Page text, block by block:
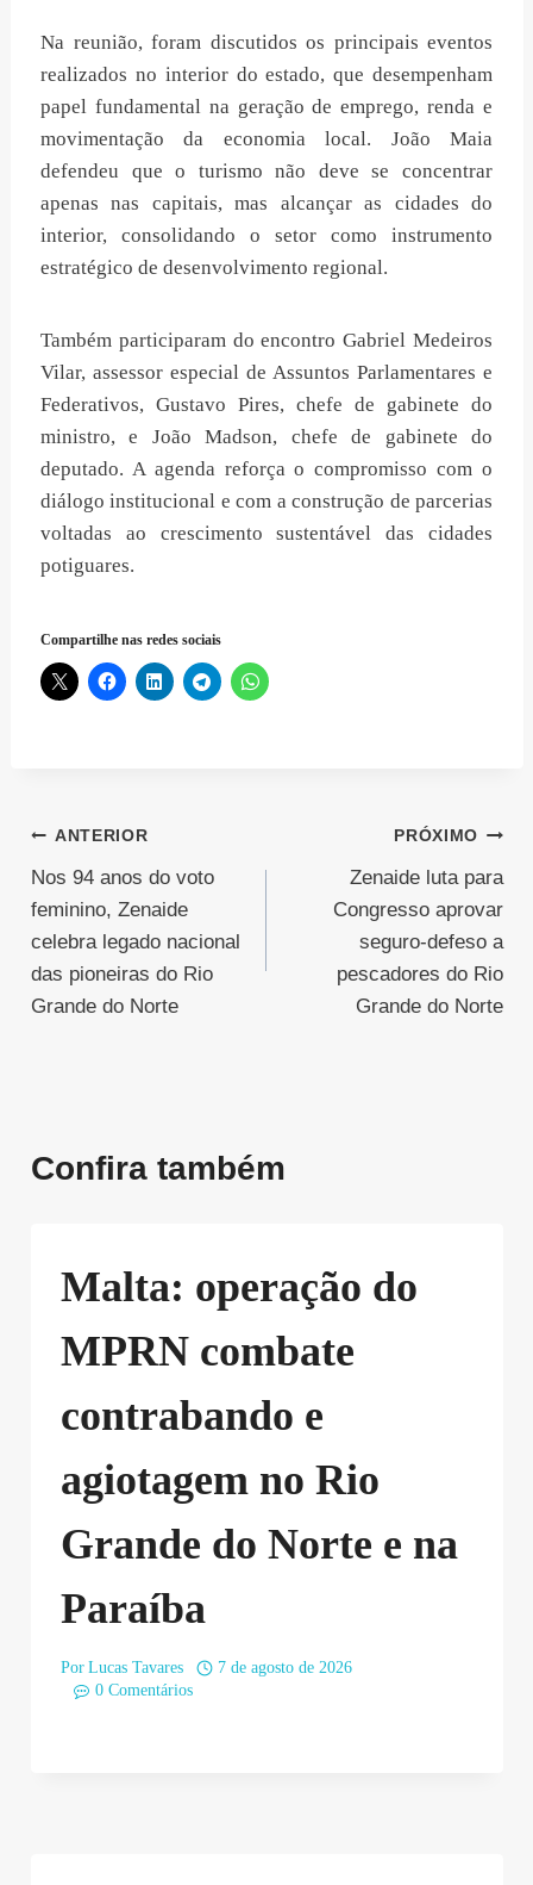
Na reunião, foram discutidos os principais eventos
realizados no interior do estado, que desempenham
papel fundamental na geração de emprego, renda e
movimentação da economia local. João Maia
defendeu que o turismo não deve se concentrar
apenas nas capitais, mas alcançar as cidades do
interior, consolidando o setor como instrumento
estratégico de desenvolvimento regional.
Também participaram do encontro Gabriel Medeiros
Vilar, assessor especial de Assuntos Parlamentares e
Federativos, Gustavo Pires, chefe de gabinete do
ministro, e João Madson, chefe de gabinete do
deputado. A agenda reforça o compromisso com o
diálogo institucional e com a construção de parcerias
voltadas ao crescimento sustentável das cidades
potiguares.
Compartilhe nas redes sociais
Navegação
de
Post
ANTERIOR
Nos 94 anos do voto
feminino, Zenaide
celebra legado nacional
das pioneiras do Rio
Grande do Norte
PRÓXIMO
Zenaide luta para
Congresso aprovar
seguro-defeso a
pescadores do Rio
Grande do Norte
Confira também
Malta: operação do
MPRN combate
contrabando e
agiotagem no Rio
Grande do Norte e na
Paraíba
Por Lucas Tavares
7 de agosto de 2026
0 Comentários